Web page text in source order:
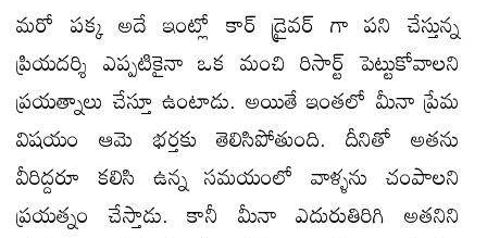
మరో పక్క అదే ఇంట్లో కార్ డ్రైవర్ గా పని చేస్తున్న
ప్రియదర్శి ఎప్పటికైనా ఒక మంచి రిసార్ట్ పెట్టుకోవాలని
ప్రయత్నాలు చేస్తూ ఉంటాడు. అయితే ఇంతలో మీనా ప్రేమ
విషయం ఆమె భర్తకు తెలిసిపోతుంది. దీనితో అతను
వీరిద్దరూ కలిసి ఉన్న సమయంలో వాళ్ళను చంపాలని
ప్రయత్నం చేస్తాడు. కానీ మీనా ఎదురుతిరిగి అతనిని